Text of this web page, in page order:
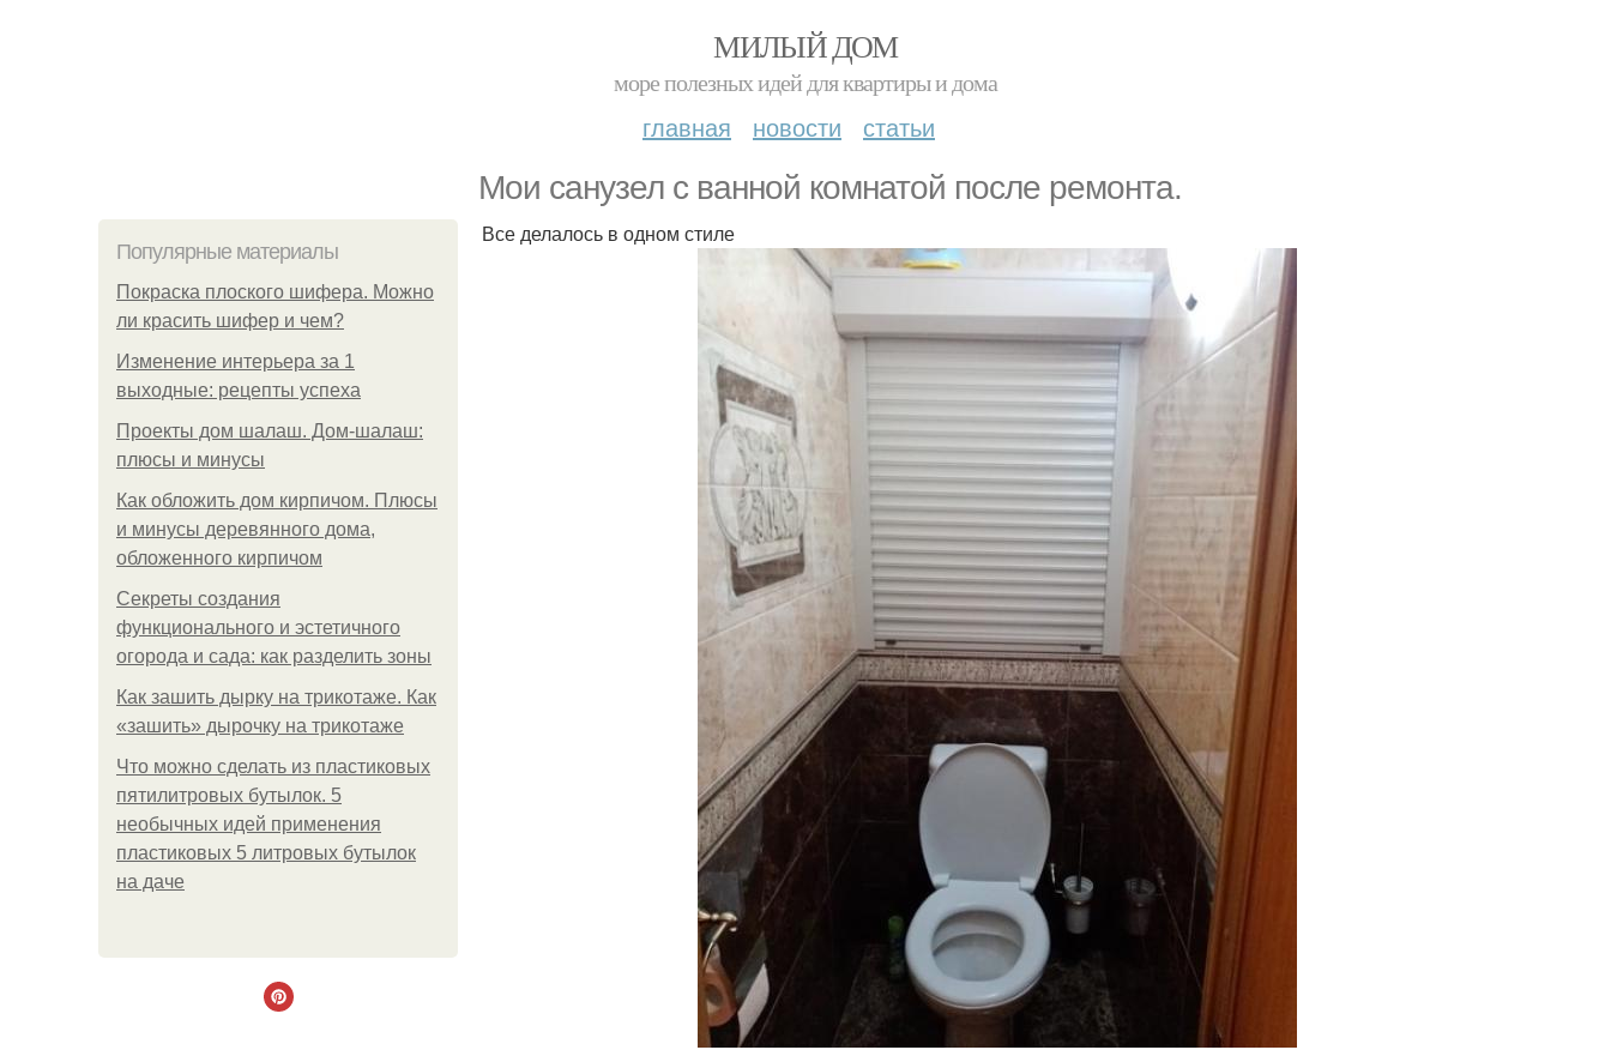
МИЛЫЙ ДОМ
море полезных идей для квартиры и дома
главная новости статьи
Мои санузел с ванной комнатой после ремонта.
Популярные материалы
Покраска плоского шифера. Можно
ли красить шифер и чем?
Изменение интерьера за 1
выходные: рецепты успеха
Проекты дом шалаш. Дом-шалаш:
плюсы и минусы
Как обложить дом кирпичом. Плюсы
и минусы деревянного дома,
обложенного кирпичом
Секреты создания
функционального и эстетичного
огорода и сада: как разделить зоны
Как зашить дырку на трикотаже. Как
«зашить» дырочку на трикотаже
Что можно сделать из пластиковых
пятилитровых бутылок. 5
необычных идей применения
пластиковых 5 литровых бутылок
на даче
Все делалось в одном стиле